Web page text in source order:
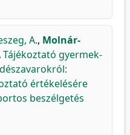
A., Molnár-
Tájékoztató gyermek-
értékelésére
beszélgetés